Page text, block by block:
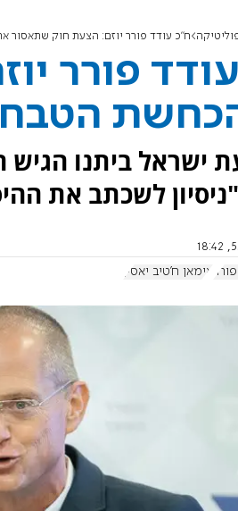
ח"כ עודד פורר יוזם: הצעת חוק
פורר
ישראל ביתנו
לשכתב את
אימאן ח'טיב יאסין